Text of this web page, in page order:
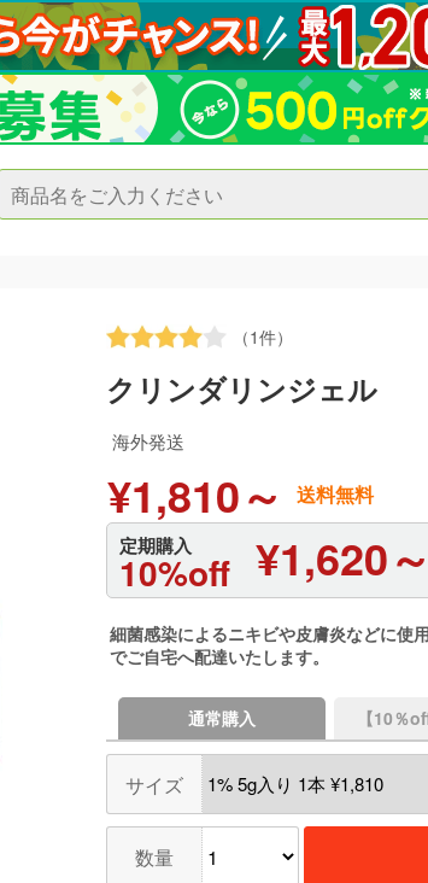
（1件）
クリンダリンジェル
海外発送
¥1,810～ 送料無料
定期購入
10%off ¥1,620～
細菌感染によるニキビや皮膚炎などに使
でご自宅へ配達いたします。
通常購入 【10％
サイズ
数量